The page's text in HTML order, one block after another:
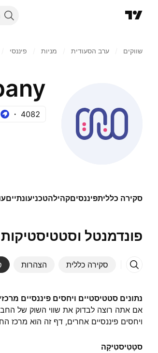
שווקים ערב הסעודית מניות‏ פיננסי
4082
סקירה כלליתפיננסיםקהילהטכניעונתיים
פונדמנטל וסטטיסטיקות
סקירה כללית הצהרות
נתונים סטטיסטיים ויחסים פיננסיים
ויחסים פיננסיים אחרים, דף זה הוא מרכז
סטָטִיסטִיקָה